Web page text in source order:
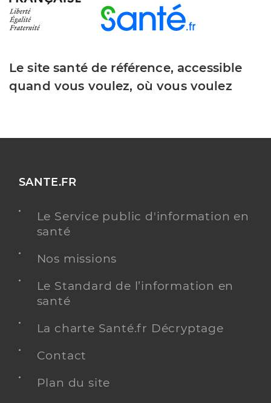
Le site santé de référence, accessible
quand vous voulez, où vous voulez
SANTE.FR
Le Service public d'information en
santé
Nos missions
Le Standard de l’information en
santé
La charte Santé.fr Décryptage
Contact
Plan du site